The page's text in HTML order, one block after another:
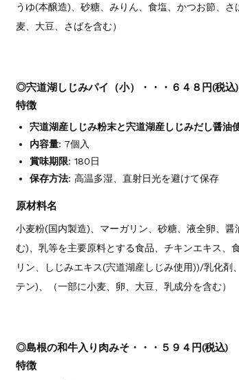
うゆ(本醸造)、砂糖、みりん、食塩、かつお節、
麦、大豆、さばを含む）
◎宍道湖しじみパイ（小）・・・６４８円(税込)
特徴
宍道湖産しじみ粉末と宍道湖産しじみだし醤油
内容量: 7個入
賞味期限: 180日
保存方法: 高温多湿、直射日光を避けて保存
原材料名
小麦粉(国内製造)、マーガリン、砂糖、液全卵、
む)、乳等を主要原料とする食品、チキンエキス、
リン、しじみエキス(宍道湖産しじみ使用))/乳化剤
テン)、（一部に小麦、卵、大豆、乳成分を含む）
◎島根の和牛入り肉みそ・・・５９４円(税込)
特徴